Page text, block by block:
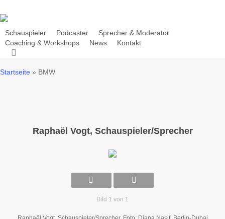
to
main
content
Schauspieler Podcaster
Sprecher & Moderator
Coaching & Workshops
News Kontakt
Startseite » BMW
Raphaël Vogt, Schauspieler/Sprecher
Bild 1 von 1